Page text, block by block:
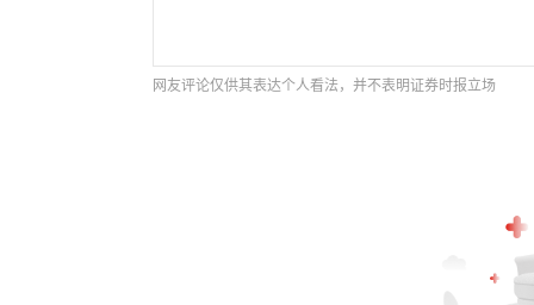
网友评论仅供其表达个人看法，并不表明证券时报立场